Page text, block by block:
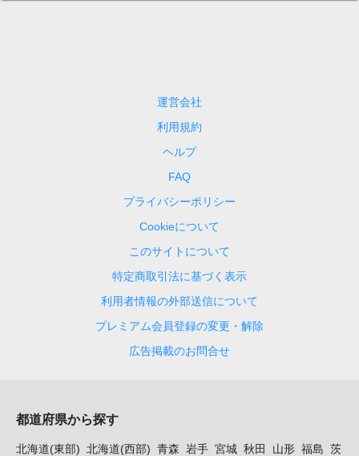
運営会社
利用規約
ヘルプ
FAQ
プライバシーポリシー
Cookieについて
このサイトについて
特定商取引法に基づく表示
利用者情報の外部送信について
プレミアム会員登録の変更・解除
広告掲載のお問合せ
都道府県から探す
北海道(東部) 北海道(西部) 青森 岩手 宮城 秋田 山形 福島 茨